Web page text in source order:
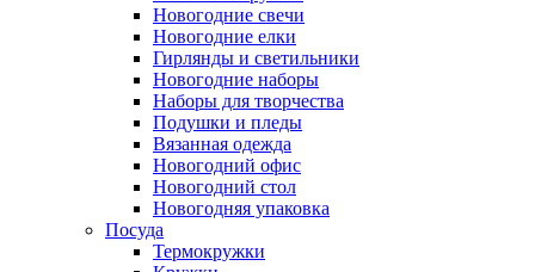
Новогодние свечи
Новогодние елки
Гирлянды и светильники
Новогодние наборы
Наборы для творчества
Подушки и пледы
Вязанная одежда
Новогодний офис
Новогодний стол
Новогодняя упаковка
Посуда
Термокружки